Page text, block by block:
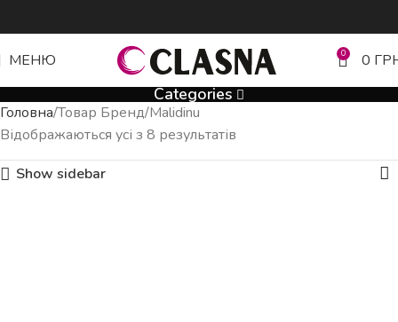
МЕНЮ 0 0
Categories
Головна Товар Бренд Malidinu
Відображаються усі з 8 результатів
Show sidebar